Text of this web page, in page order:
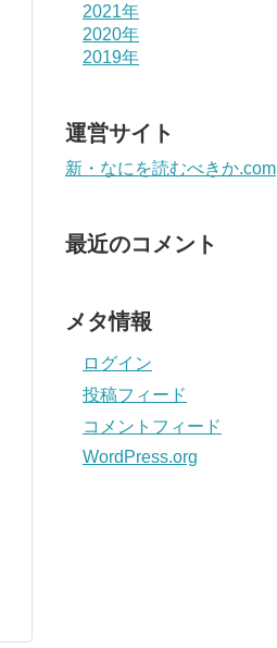
2021年
2020年
2019年
運営サイト
新・なにを読むべきか.com
最近のコメント
メタ情報
ログイン
投稿フィード
コメントフィード
WordPress.org